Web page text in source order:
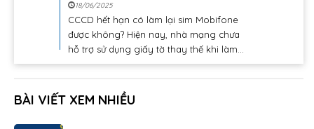
18/06/2025
CCCD hết hạn có làm lại sim Mobifone
được không? Hiện nay, nhà mạng chưa
hỗ trợ sử dụng giấy tờ thay thế khi làm...
BÀI VIẾT XEM NHIỀU